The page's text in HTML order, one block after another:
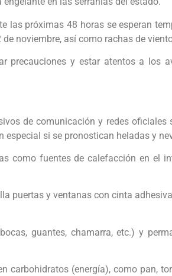
las próximas 48 horas se esperan
noviembre, así como rachas de
precauciones y estar atentos a los
de comunicación y redes oficiales
si se pronostican heladas y
como fuentes de calefacción en el
puertas y ventanas con cinta
guantes, chamarra, etc.) y
carbohidratos (energía), como pan,